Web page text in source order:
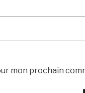
mon prochain